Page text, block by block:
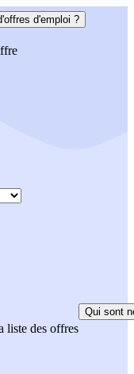
d'emploi ?
liste des offres
Qui sont